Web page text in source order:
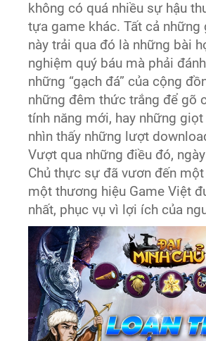
không có quá nhiều sự hậu
tựa game khác. Tất cả
này trải qua đó là những bài
nghiệm quý báu mà phải
những “gạch đá” của cộng
những đêm thức trắng để gõ
tính năng mới, hay những
nhìn thấy những lượt
Vượt qua những điều đó,
Chủ thực sự đã vươn đến
một thương hiệu Game Việt
nhất, phục vụ vì lợi ích của